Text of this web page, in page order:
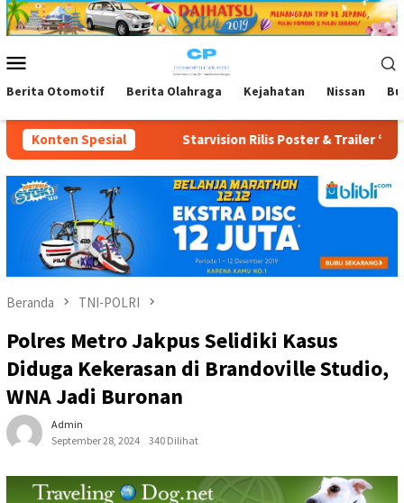
Loncat
ke
Mobile
Berita Otomotif Berita Olahraga Kejahatan Nissan
Konten Spesial
Rilis Poster & Trailer “Agensi Rumah Tangga”,
Beranda TNI-POLRI
Polres Metro Jakpus Selidiki Kasus
Diduga Kekerasan di Brandoville Studio,
WNA Jadi Buronan
Admin
September 28, 2024
340 Dilihat